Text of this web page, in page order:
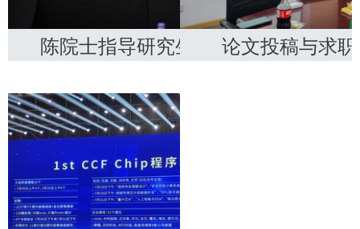
陈院士指导研究生培养论文投稿与求